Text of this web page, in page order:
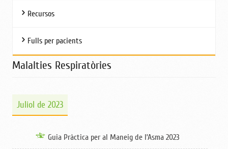
Recursos
Fulls per pacients
Malalties Respiratòries
Juliol de 2023
Guia Pràctica per al Maneig de l’Asma 2023